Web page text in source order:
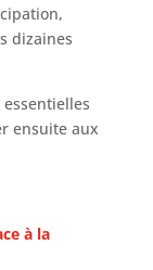
dizaines
ensuite aux
à la